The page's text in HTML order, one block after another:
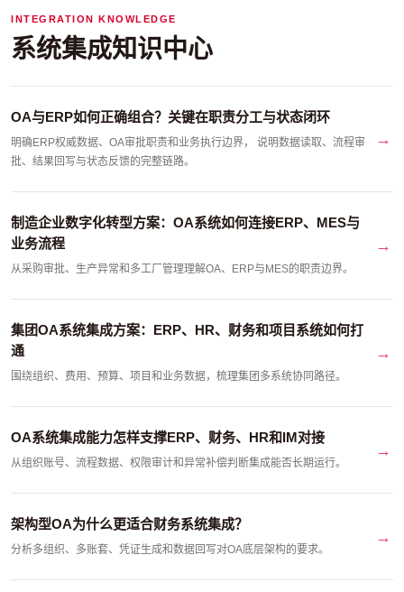
INTEGRATION KNOWLEDGE
系统集成知识中心
OA与ERP如何正确组合？关键在职责分工与状态闭环
明确ERP权威数据、OA审批职责和业务执行边界， 说明数据读取、流程审
批、结果回写与状态反馈的完整链路。
制造企业数字化转型方案：OA系统如何连接ERP、MES与
业务流程
从采购审批、生产异常和多工厂管理理解OA、ERP与MES的职责边界。
集团OA系统集成方案：ERP、HR、财务和项目系统如何打
通
围绕组织、费用、预算、项目和业务数据，梳理集团多系统协同路径。
OA系统集成能力怎样支撑ERP、财务、HR和IM对接
从组织账号、流程数据、权限审计和异常补偿判断集成能否长期运行。
架构型OA为什么更适合财务系统集成？
分析多组织、多账套、凭证生成和数据回写对OA底层架构的要求。